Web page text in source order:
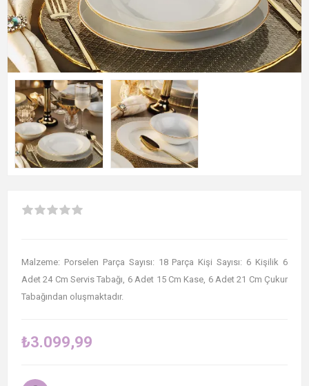
Malzeme: Porselen Parça Sayısı: 18 Parça Kişi Sayısı: 6 Kişilik 6
Adet 24 Cm Servis Tabağı, 6 Adet 15 Cm Kase, 6 Adet 21 Cm Çukur
Tabağından oluşmaktadır.
₺3.099,99